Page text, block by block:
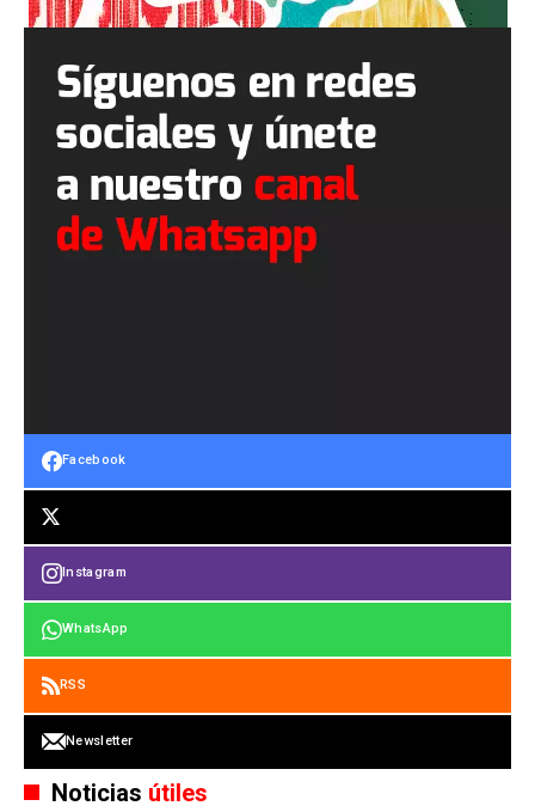
Facebook
Instagram
WhatsApp
RSS
Newsletter
Noticias útiles